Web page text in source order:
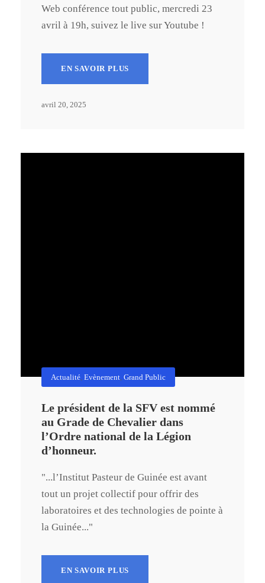
Web conférence tout public, mercredi 23
avril à 19h, suivez le live sur Youtube !
EN SAVOIR PLUS
avril 20, 2025
Actualité Evènement Grand Public
Le président de la SFV est nommé
au Grade de Chevalier dans
l’Ordre national de la Légion
d’honneur.
"...l’Institut Pasteur de Guinée est avant
tout un projet collectif pour offrir des
laboratoires et des technologies de pointe à
la Guinée..."
EN SAVOIR PLUS